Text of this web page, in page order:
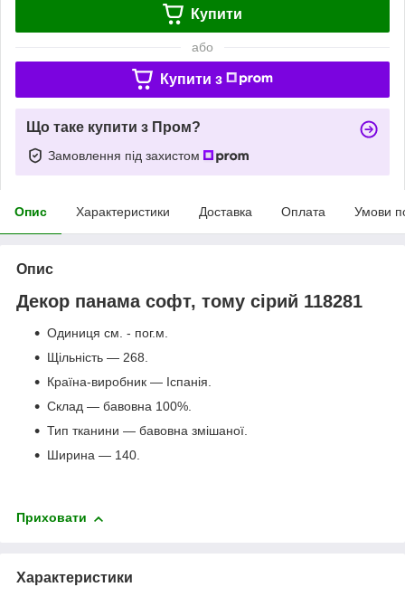
Купити
або
Купити з
Що таке купити з Пром?
Замовлення під захистом
Опис Характеристики Доставка Оплата Умови
Опис
Декор панама софт, тому сірий 118281
Одиниця см. - пог.м.
Щільність — 268.
Країна-виробник — Іспанія.
Склад — бавовна 100%.
Тип тканини — бавовна змішаної.
Ширина — 140.
Приховати
Характеристики